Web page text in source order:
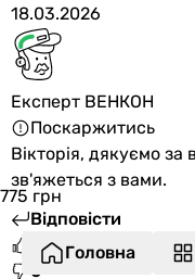
18.03.2026
Експерт ВЕНКОН
Поскаржитись
Вікторія, дякуємо за
зв'яжеться з вами.
Відповісти
0
775 грн
Головна